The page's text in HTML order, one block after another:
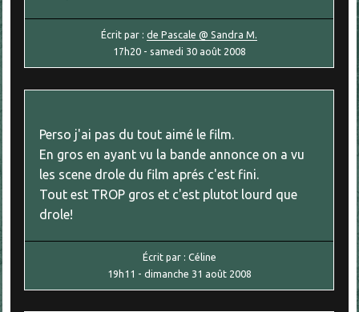
Écrit par :de Pascale @ Sandra M.
17h20- samedi 30 août 2008
Perso j'ai pas du tout aimé le film.
En gros en ayant vu la bande annonce on a vu
les scene drole du film aprés c'est fini.
Tout est TROP gros et c'est plutot lourd que
drole!
Écrit par : Céline
19h11 - dimanche 31 août 2008